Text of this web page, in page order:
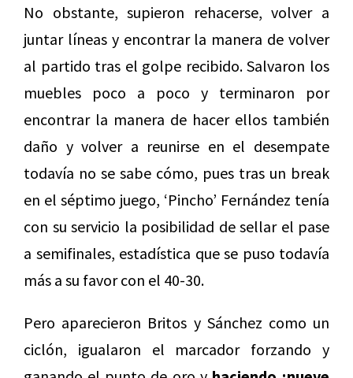
No obstante, supieron rehacerse, volver a
juntar líneas y encontrar la manera de volver
al partido tras el golpe recibido. Salvaron los
muebles poco a poco y terminaron por
encontrar la manera de hacer ellos también
daño y volver a reunirse en el desempate
todavía no se sabe cómo, pues tras un break
en el séptimo juego, ‘Pincho’ Fernández tenía
con su servicio la posibilidad de sellar el pase
a semifinales, estadística que se puso todavía
más a su favor con el 40-30.
Pero aparecieron Britos y Sánchez como un
ciclón, igualaron el marcador forzando y